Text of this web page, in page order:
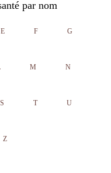
par nom
E F G
M N
S T U
Z